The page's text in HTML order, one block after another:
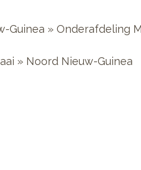
Guinea » Onderafdeling
» Noord Nieuw-Guinea